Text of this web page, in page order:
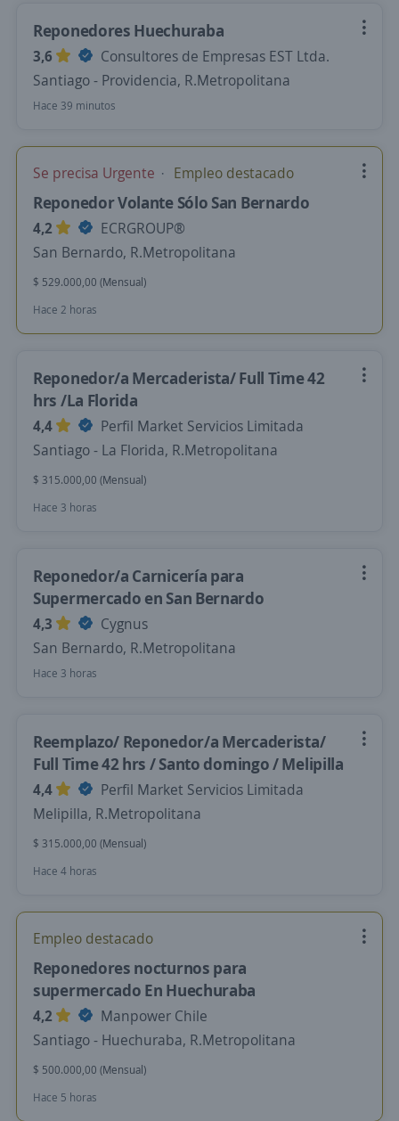
Reponedores Huechuraba
3,6
Consultores de Empresas EST Ltda.
Santiago - Providencia, R.Metropolitana
Hace 39 minutos
Se precisa Urgente Empleo destacado
Reponedor Volante Sólo San Bernardo
4,2
ECRGROUP®️
San Bernardo, R.Metropolitana
$ 529.000,00 (Mensual)
Hace 2 horas
Reponedor/a Mercaderista/ Full Time 42
hrs /La Florida
4,4
Perfil Market Servicios Limitada
Santiago - La Florida, R.Metropolitana
$ 315.000,00 (Mensual)
Hace 3 horas
Reponedor/a Carnicería para
Supermercado en San Bernardo
4,3
Cygnus
San Bernardo, R.Metropolitana
Hace 3 horas
Reemplazo/ Reponedor/a Mercaderista/
Full Time 42 hrs / Santo domingo / Melipilla
4,4
Perfil Market Servicios Limitada
Melipilla, R.Metropolitana
$ 315.000,00 (Mensual)
Hace 4 horas
Empleo destacado
Reponedores nocturnos para
supermercado En Huechuraba
4,2
Manpower Chile
Santiago - Huechuraba, R.Metropolitana
$ 500.000,00 (Mensual)
Hace 5 horas